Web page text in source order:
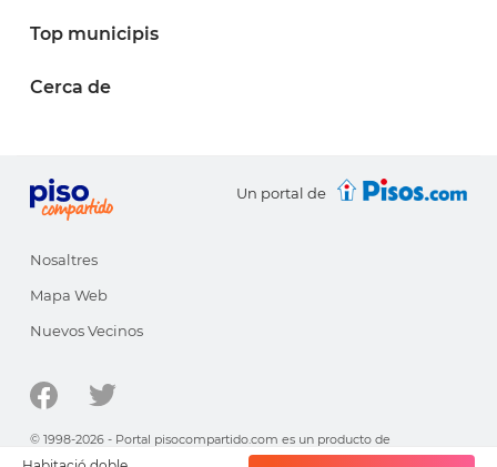
Top municipis
Cerca de
Un portal de
Nosaltres
Mapa Web
Nuevos Vecinos
© 1998-2026 - Portal pisocompartido.com es un producto de